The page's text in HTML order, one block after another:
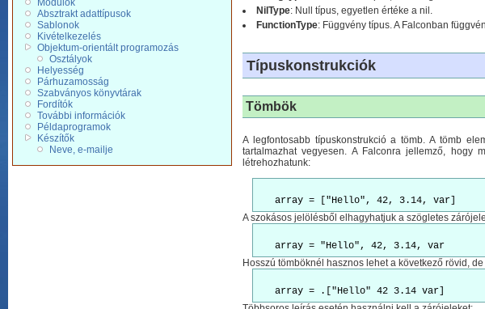
Modulok
Absztrakt adattípusok
Sablonok
Kivételkezelés
Objektum-orientált programozás
Osztályok
Helyesség
Párhuzamosság
Szabványos könyvtárak
Fordítók
További információk
Példaprogramok
Készítők
Neve, e-mailje
NilType: Null típus, egyetlen értéke a nil.
FunctionType: Függvény típus. A Falconban
Típuskonstrukciók
Tömbök
A legfontosabb típuskonstrukció a tömb. A tömb
tartalmazhat vegyesen. A Falconra jellemző, hogy
létrehozhatunk:
A szokásos jelölésből elhagyhatjuk a szögletes
Hosszú tömböknél hasznos lehet a következő rövid,